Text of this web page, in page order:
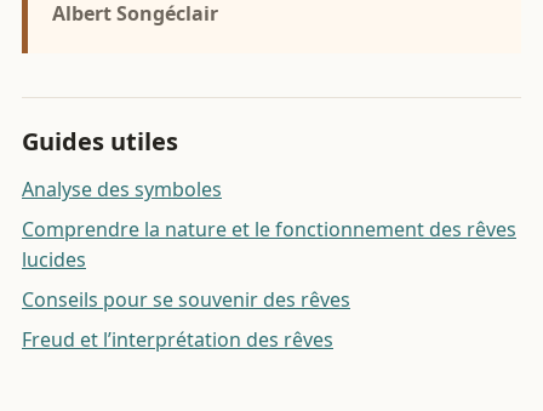
Albert Songéclair
Guides utiles
Analyse des symboles
Comprendre la nature et le fonctionnement des rêves
lucides
Conseils pour se souvenir des rêves
Freud et l’interprétation des rêves